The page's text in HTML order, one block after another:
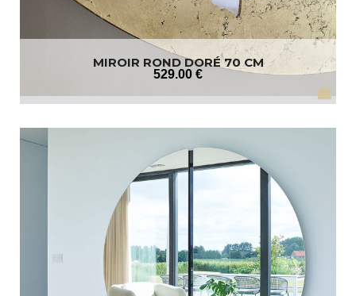
MIROIR ROND DORÉ 70 CM
529.00 €